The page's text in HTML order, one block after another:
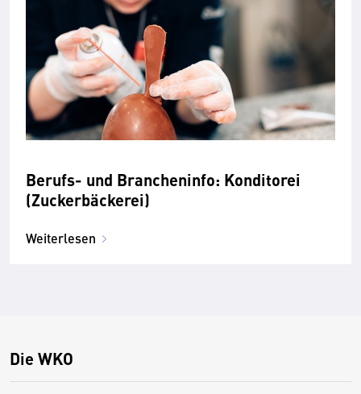
Berufs- und Brancheninfo: Konditorei
(Zuckerbäckerei)
Weiterlesen
Die WKO